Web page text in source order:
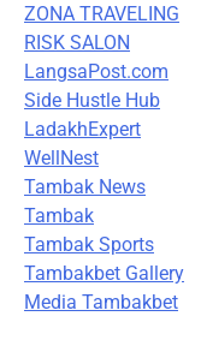
ZONA TRAVELING
RISK SALON
LangsaPost.com
Side Hustle Hub
LadakhExpert
WellNest
Tambak News
Tambak
Tambak Sports
Tambakbet Gallery
Media Tambakbet